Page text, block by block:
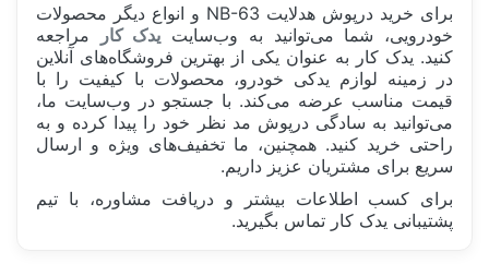
برای خرید درپوش هدلایت NB-63 و انواع دیگر محصولات
خودرویی، شما می‌توانید به وب‌سایت یدک کار
مراجعه
کنید. یدک کار به عنوان یکی از بهترین فروشگاه‌های آنلاین
در زمینه لوازم یدکی خودرو، محصولات با کیفیت را با
قیمت مناسب عرضه می‌کند. با جستجو در وب‌سایت ما،
می‌توانید به سادگی درپوش مد نظر خود را پیدا کرده و به
راحتی خرید کنید. همچنین، ما تخفیف‌های ویژه و ارسال
سریع برای مشتریان عزیز داریم.
برای کسب اطلاعات بیشتر و دریافت مشاوره، با تیم
پشتیبانی یدک کار تماس بگیرید.